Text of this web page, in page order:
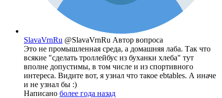
SlavaVrnRu @SlavaVrnRu Автор вопроса
Это не промышленная среда, а домашняя лаба. Так что
всякие "сделать троллейбус из буханки хлеба" тут
вполне допустимы, в том числе и из спортивного
интереса. Видите вот, я узнал что такое ebtables. А иначе
и не узнал бы :)
Написано более года назад